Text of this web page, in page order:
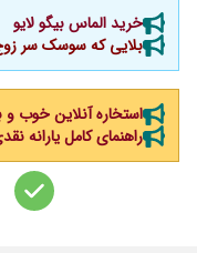
خرید الماس بیگو لایو
بلایی که سوسک سر
استخاره آنلاین خوب
راهنمای کامل یارانه نقدی ۱۴۰۵؛ مبلغ، زمان واریز،